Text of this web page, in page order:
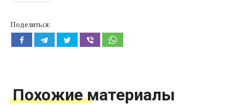
Поделиться:
Похожие материалы